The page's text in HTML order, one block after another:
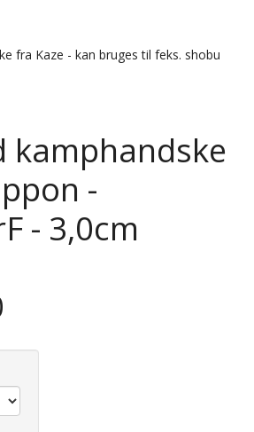
fra Kaze - kan bruges til feks. shobu
kamphandske
-
- 3,0cm